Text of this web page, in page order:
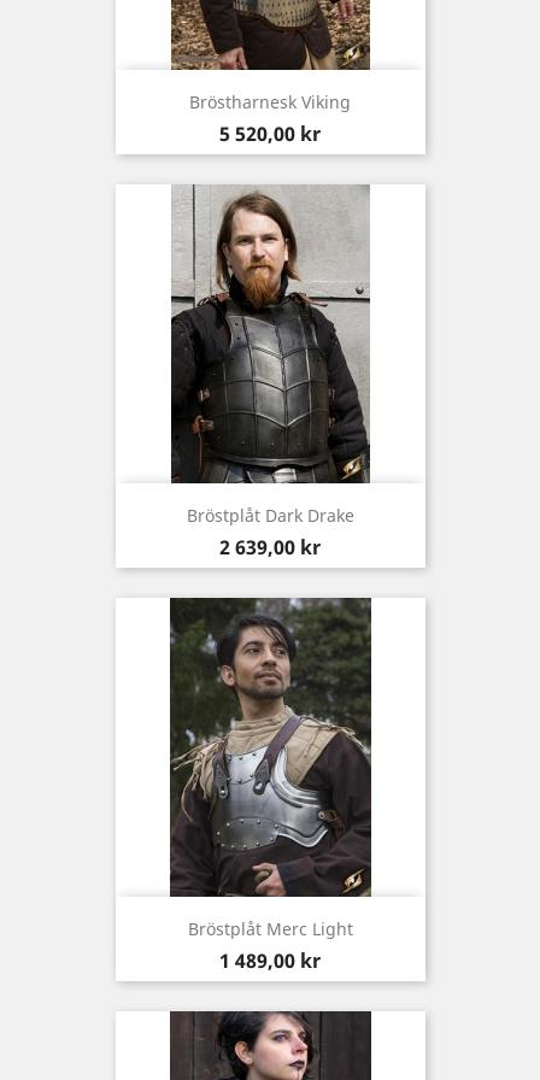
Bröstharnesk Viking
Pris
5 520,00 kr
Bröstplåt Dark Drake
Pris
2 639,00 kr
Bröstplåt Merc Light
Pris
1 489,00 kr